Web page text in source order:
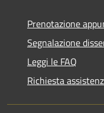
Prenotazione
Segnalazione
Leggi le FAQ
Richiesta